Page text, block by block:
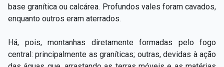
base granítica ou calcárea. Profundos vales foram cavados,
enquanto outros eram aterrados.
Há, pois, montanhas diretamente formadas pelo fogo
central: principalmente as graníticas; outras, devidas à ação